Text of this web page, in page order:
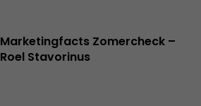
Marketingfacts Zomercheck –
Roel Stavorinus